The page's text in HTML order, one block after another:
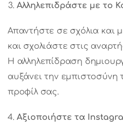
Αλληλεπιδράστε με το
Απαντήστε σε σχόλια και
και σχολιάστε στις
Η αλληλεπίδραση
αυξάνει την εμπιστοσύνη
προφίλ σας.
Αξιοποιήστε τα